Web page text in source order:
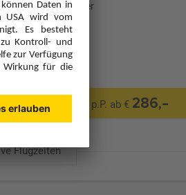
Ohne Transfer
p.P. ab € 286,-
Flugzeiten